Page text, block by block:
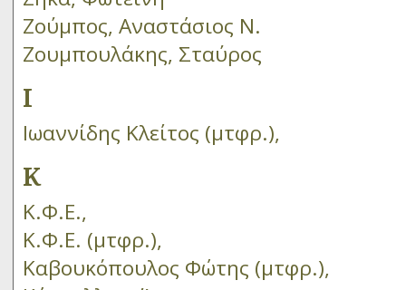
Ζούμπος, Αναστάσιος Ν.
Ζουμπουλάκης, Σταύρος
Ι
Ιωαννίδης Κλείτος (μτφρ.),
Κ
Κ.Φ.Ε.,
Κ.Φ.Ε. (μτφρ.),
Καβουκόπουλος Φώτης (μτφρ.),